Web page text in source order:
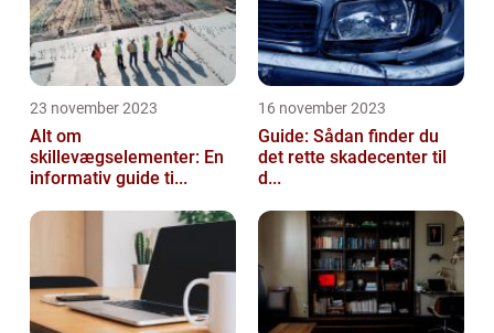
23 november 2023
Alt om
skillevægselementer: En
informativ guide ti...
16 november 2023
Guide: Sådan finder du
det rette skadecenter til
d...